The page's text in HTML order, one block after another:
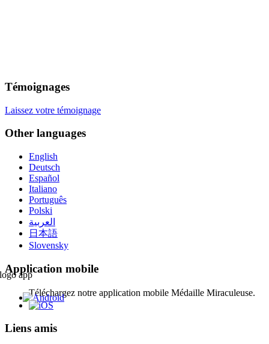
Témoignages
Laissez votre témoignage
Other languages
English
Deutsch
Español
Italiano
Português
Polski
العربية
日本語
Slovensky
Application mobile
Téléchargez notre application mobile Médaille Miraculeuse.
Liens amis